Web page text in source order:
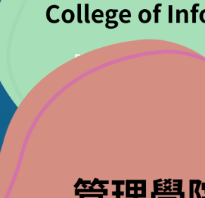
體面工作與經濟成長
產業、創新與基礎設施